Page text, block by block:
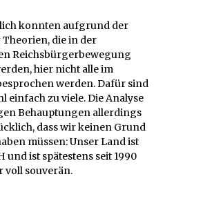
konnten aufgrund der
Theorien, die in der
Reichsbürgerbewegung
hier nicht alle im
werden. Dafür sind
einfach zu viele. Die Analyse
Behauptungen allerdings
dass wir keinen Grund
müssen: Unser Land ist
und ist spätestens seit 1990
voll souverän.